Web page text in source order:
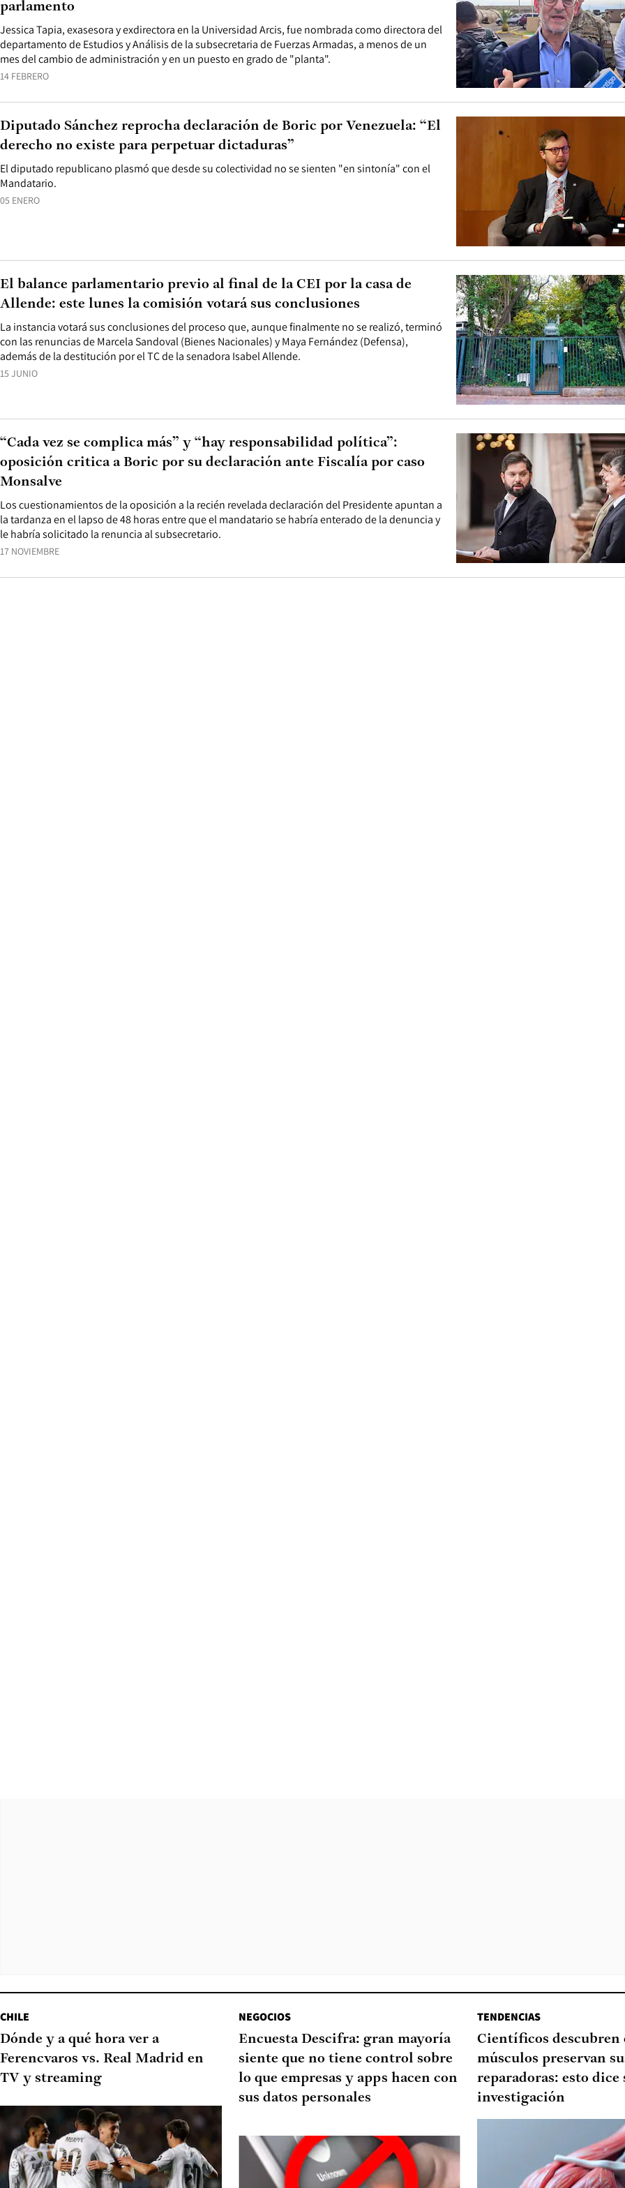
14 FEBRERO
Jessica Tapia, exasesora y exdirectora en la Universidad Arcis, fue nombrada como directora del
departamento de Estudios y Análisis de la subsecretaria de Fuerzas Armadas, a menos de un
mes del cambio de administración y en un puesto en grado de "planta".
parlamento
05 ENERO
El diputado republicano plasmó que desde su colectividad no se sienten "en sintonía" con el
Mandatario.
Diputado Sánchez reprocha declaración de Boric por Venezuela: “El
derecho no existe para perpetuar dictaduras”
15 JUNIO
La instancia votará sus conclusiones del proceso que, aunque finalmente no se realizó, terminó
con las renuncias de Marcela Sandoval (Bienes Nacionales) y Maya Fernández (Defensa),
además de la destitución por el TC de la senadora Isabel Allende.
El balance parlamentario previo al final de la CEI por la casa de
Allende: este lunes la comisión votará sus conclusiones
17 NOVIEMBRE
Los cuestionamientos de la oposición a la recién revelada declaración del Presidente apuntan a
la tardanza en el lapso de 48 horas entre que el mandatario se habría enterado de la denuncia y
le habría solicitado la renuncia al subsecretario.
“Cada vez se complica más” y “hay responsabilidad política”:
oposición critica a Boric por su declaración ante Fiscalía por caso
Monsalve
CHILE
Dónde y a qué hora ver a
Ferencvaros vs. Real Madrid en
TV y streaming
NEGOCIOS
Encuesta Descifra: gran mayoría
siente que no tiene control sobre
lo que empresas y apps hacen con
sus datos personales
TENDENCIAS
Científicos descubren
músculos preservan
reparadoras: esto dice
investigación